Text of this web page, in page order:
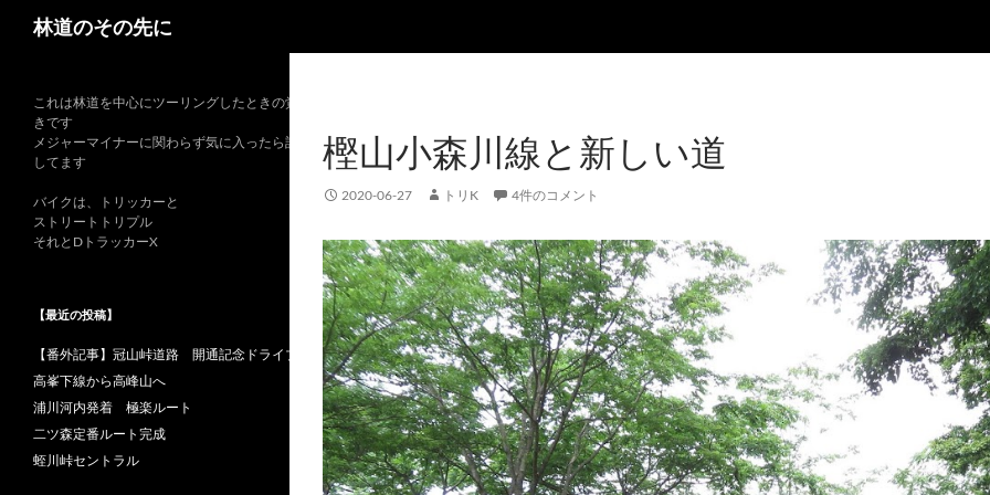
林道のその先に
樫山小森川線と新しい道
2020-06-27 トリK 4件のコメント
これは林道を中心にツーリングしたときの覚書
きです
メジャーマイナーに関わらず気に入ったら記録
してます
バイクは、トリッカーと
ストリートトリプル
それとDトラッカーX
【最近の投稿】
【番外記事】冠山峠道路 開通記念ドライブ
高峯下線から高峰山へ
浦川河内発着 極楽ルート
二ツ森定番ルート完成
蛭川峠セントラル